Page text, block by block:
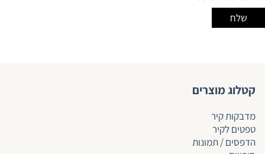
קטלוג מוצרים
מדבקות קיר
טפטים לקיר
הדפסים / תמונות